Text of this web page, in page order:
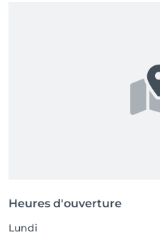
Heures d'ouverture
Lundi